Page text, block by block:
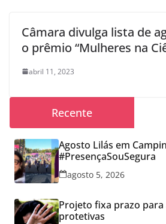
Câmara divulga lista de
o prêmio “Mulheres na
abril 11, 2023
Recente
Agosto Lilás em
#PresençaSouSegura
agosto 5, 2026
Projeto fixa prazo
protetivas